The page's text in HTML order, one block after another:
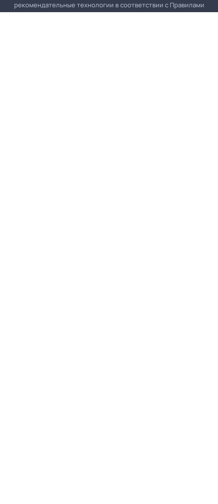
рекомендательные технологии в соответствии с Правилами